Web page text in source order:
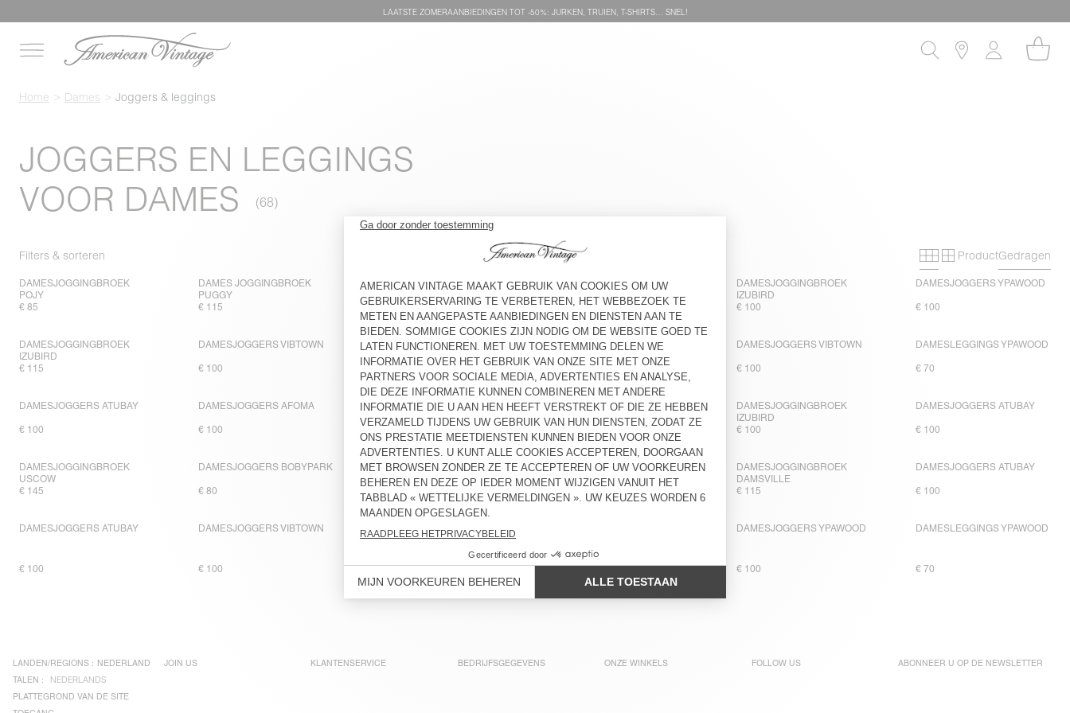
LAATSTE ZOMERAANBIEDINGEN TOT -50%: JURKEN, TRUIEN, T-SHIRTS… SNEL!
Home Dames Joggers & leggings
JOGGERS EN LEGGINGS
VOOR DAMES
Filters & sorteren Primary grid
Secondary grid
ProductGedragen
DAMESJOGGINGBROEK
POJY
€ 85
DAMES JOGGINGBROEK
PUGGY
€ 115
DAMESJOGGINGBROEK
IZUBIRD
€ 100
DAMESJOGGERS ATUBAY
€ 100
DAMESJOGGINGBROEK
IZUBIRD
€ 100
DAMESJOGGERS YPAWOOD
€ 100
DAMESJOGGINGBROEK
IZUBIRD
€ 115
DAMESJOGGERS VIBTOWN
€ 100
DAMESJOGGINGBROEK
USCOW
€ 145
DAMESJOGGERS ATUBAY
€ 100
DAMESJOGGERS VIBTOWN
€ 100
DAMESLEGGINGS YPAWOOD
€ 70
DAMESJOGGERS ATUBAY
€ 100
DAMESJOGGERS AFOMA
€ 100
DAMESJOGGINGBROEK GIXY
DAMESJOGGINGBROEK
POJY
DAMESJOGGINGBROEK
IZUBIRD
€ 100
DAMESJOGGERS ATUBAY
€ 100
DAMESJOGGINGBROEK
USCOW
€ 145
DAMESJOGGERS BOBYPARK
€ 80
DAMESJOGGERS ATUBAY
€ 100
DAMESJOGGINGBROEK
FUXOW
€ 115
DAMESJOGGINGBROEK
DAMSVILLE
€ 115
DAMESJOGGERS ATUBAY
€ 100
DAMESJOGGERS ATUBAY
€ 100
DAMESJOGGERS VIBTOWN
€ 100
DAMESJOGGINGBROEK
DUALY
€ 110
BAPTOWN
€ 100
DAMESJOGGERS YPAWOOD
€ 100
DAMESLEGGINGS YPAWOOD
€ 70
LANDEN/REGIONS : NEDERLAND
TALEN :
NEDERLANDS
PLATTEGROND VAN DE SITE
JOIN US KLANTENSERVICE BEDRIJFSGEGEVENS ONZE WINKELS FOLLOW US ABONNEER U OP DE NEWSLETTER